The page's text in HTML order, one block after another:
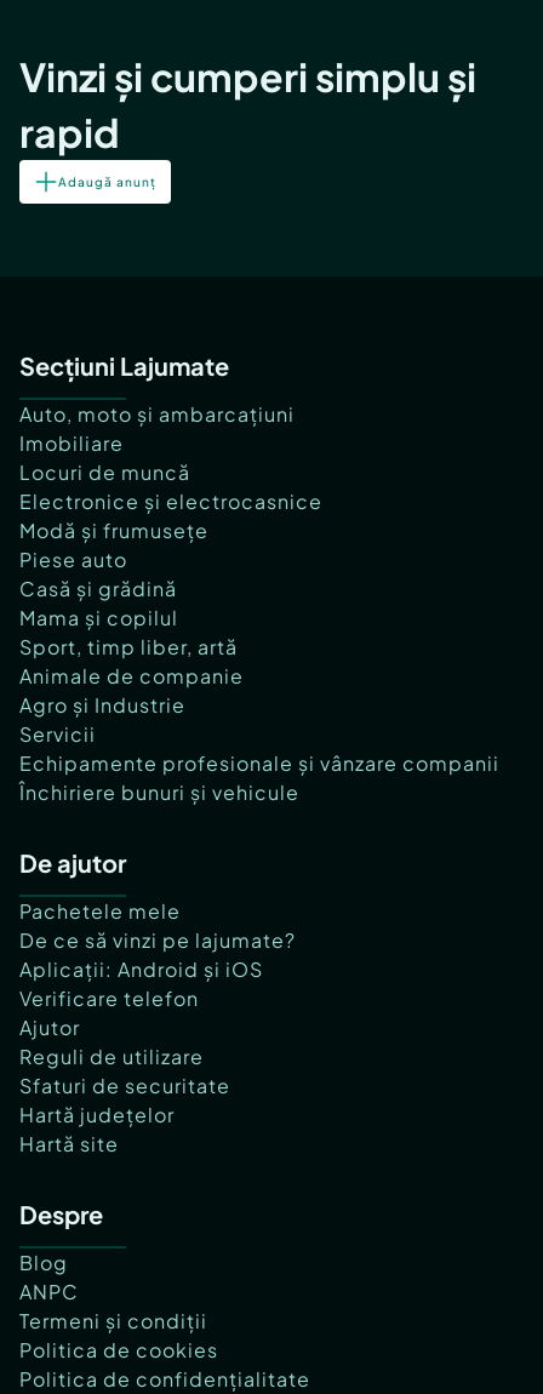
Vinzi și cumperi simplu și
rapid
Adaugă anunț
Secțiuni Lajumate
Auto, moto și ambarcațiuni
Imobiliare
Locuri de muncă
Electronice și electrocasnice
Modă și frumusețe
Piese auto
Casă și grădină
Mama și copilul
Sport, timp liber, artă
Animale de companie
Agro și Industrie
Servicii
Echipamente profesionale și vânzare companii
Închiriere bunuri și vehicule
De ajutor
Pachetele mele
De ce să vinzi pe lajumate?
Aplicații: Android și iOS
Verificare telefon
Ajutor
Reguli de utilizare
Sfaturi de securitate
Hartă județelor
Hartă site
Despre
Blog
ANPC
Termeni și condiții
Politica de cookies
Politica de confidențialitate